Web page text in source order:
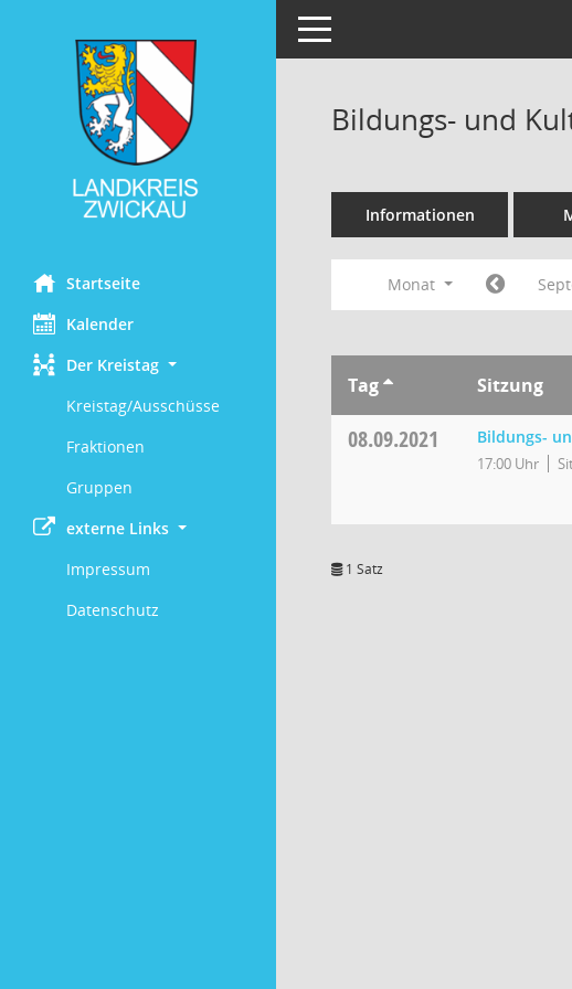
Startseite
Kalender
Der Kreistag
Kreistag/Ausschüsse
Fraktionen
Gruppen
externe Links
Impressum
Datenschutz
Toggle navigation
Bildungs- und
Informationen
Monat
Tag Sitzung
08.09.2021 Bildungs-
17:00 Uhr
1 Satz